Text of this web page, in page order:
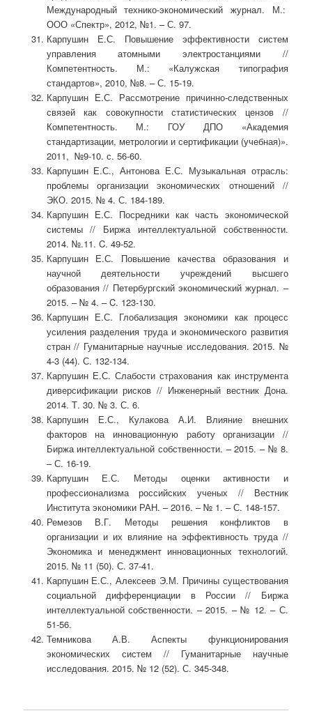
Международный технико-экономический журнал. М.:
ООО «Спектр», 2012, №1. – С. 97.
Карпушин Е.С. Повышение эффективности систем
управления атомными электростанциями //
Компетентность. М.: «Калужская типография
стандартов», 2010, №8. – С. 15-19.
Карпушин Е.С. Рассмотрение причинно-следственных
связей как совокупности статистических цензов //
Компетентность. М.: ГОУ ДПО «Академия
стандартизации, метрологии и сертификации (учебная)».
2011, №9-10. с. 56-60.
Карпушин Е.С., Антонова Е.С. Музыкальная отрасль:
проблемы организации экономических отношений //
ЭКО. 2015. № 4. С. 184-189.
Карпушин Е.С. Посредники как часть экономической
системы // Биржа интеллектуальной собственности.
2014. №.11. C. 49-52.
Карпушин Е.С. Повышение качества образования и
научной деятельности учреждений высшего
образования // Петербургский экономический журнал. –
2015. – № 4. – C. 123-130.
Карпушин Е.С. Глобализация экономики как процесс
усиления разделения труда и экономического развития
стран // Гуманитарные научные исследования. 2015. №
4-3 (44). С. 132-134.
Карпушин Е.С. Слабости страхования как инструмента
диверсификации рисков // Инженерный вестник Дона.
2014. Т. 30. № 3. С. 6.
Карпушин Е.С., Кулакова А.И. Влияние внешних
факторов на инновационную работу организации //
Биржа интеллектуальной собственности. – 2015. – № 8.
– С. 16-19.
Карпушин Е.С. Методы оценки активности и
профессионализма российских ученых // Вестник
Института экономики РАН. – 2016. – № 1. – С. 148-157.
Ремезов В.Г. Методы решения конфликтов в
организации и их влияние на эффективность труда //
Экономика и менеджмент инновационных технологий.
2015. № 11 (50). С. 37-41.
Карпушин Е.С., Алексеев Э.М. Причины существования
социальной дифференциации в России // Биржа
интеллектуальной собственности. – 2015. – № 12. – С.
51-56.
Темникова А.В. Аспекты функционирования
экономических систем // Гуманитарные научные
исследования. 2015. № 12 (52). С. 345-348.